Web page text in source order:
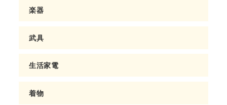
楽器
武具
生活家電
着物